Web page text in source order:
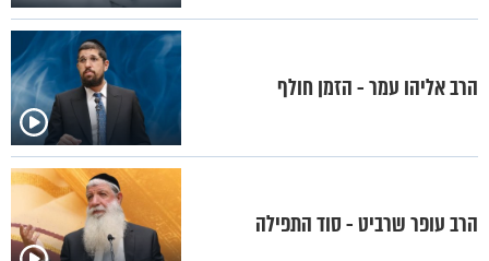
הרב אליהו עמר - הזמן חולף
הרב עופר שרביט - סוד התפילה